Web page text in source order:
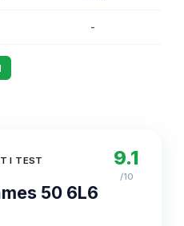
-
I TEST
50 6L6
9.1
/10